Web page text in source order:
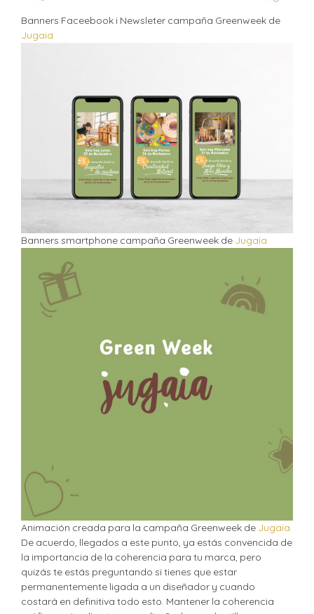
Banners Faceebook i Newsleter campaña Greenweek de
Jugaia
Banners smartphone campaña Greenweek de Jugaia
Animación creada para la campaña Greenweek de Jugaia
De acuerdo, llegados a este punto, ya estás convencida de
la importancia de la coherencia para tu marca, pero
quizás te estás preguntando si tienes que estar
permanentemente ligada a un diseñador y cuando
costará en definitiva todo esto. Mantener la coherencia